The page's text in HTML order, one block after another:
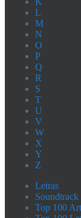
L
M
N
O
P
Q
R
S
T
U
V
W
X
Y
Z
Letras
Soundtrack
Top 100